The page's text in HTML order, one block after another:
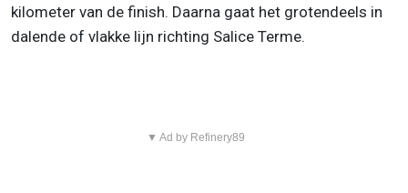
kilometer van de finish. Daarna gaat het grotendeels in
dalende of vlakke lijn richting Salice Terme.
▼ Ad by Refinery89